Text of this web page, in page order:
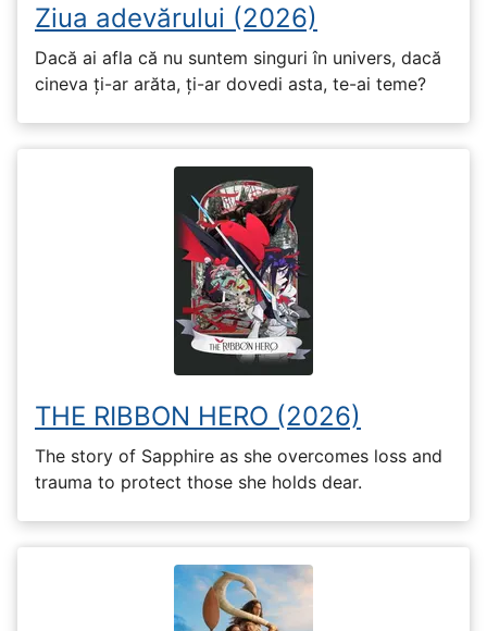
Ziua adevărului (2026)
Dacă ai afla că nu suntem singuri în univers, dacă
cineva ți-ar arăta, ți-ar dovedi asta, te-ai teme?
THE RIBBON HERO (2026)
The story of Sapphire as she overcomes loss and
trauma to protect those she holds dear.